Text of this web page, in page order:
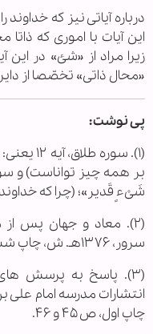
درباره آیاتی نیز که
این آیات با اموری که
زیرا مراد از «شئ» در
«محال ذاتی» تخصّصا از
پی نوشت:
(۱).
شَیْ‌ءٍ قَدیر»؛ (چرا که
(۲). معاد و جهان پس از
سرور، ۱۳۷۶هـ. ش، چاپ ششم، ص ۱۱۷.
(۳). پاسخ به پرسش
چاپ اول، ص ۴۵ و ۴۶.